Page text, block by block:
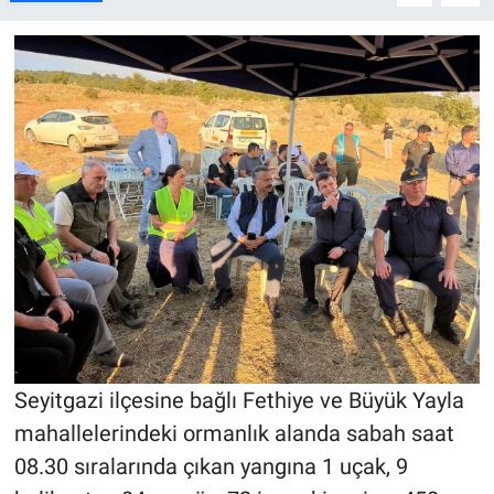
Seyitgazi ilçesine bağlı Fethiye ve Büyük Yayla
mahallelerindeki ormanlık alanda sabah saat
08.30 sıralarında çıkan yangına 1 uçak, 9